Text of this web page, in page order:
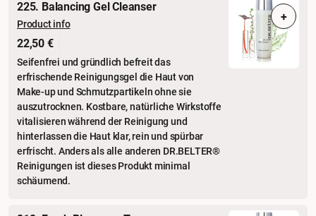
225. Balancing Gel Cleanser
Product info
22,50 €
Seifenfrei und gründlich befreit das
erfrischende Reinigungsgel die Haut von
Make-up und Schmutzpartikeln ohne sie
auszutrocknen. Kostbare, natürliche Wirkstoffe
vitalisieren während der Reinigung und
hinterlassen die Haut klar, rein und spürbar
erfrischt. Anders als alle anderen DR.BELTER®
Reinigungen ist dieses Produkt minimal
schäumend.
+